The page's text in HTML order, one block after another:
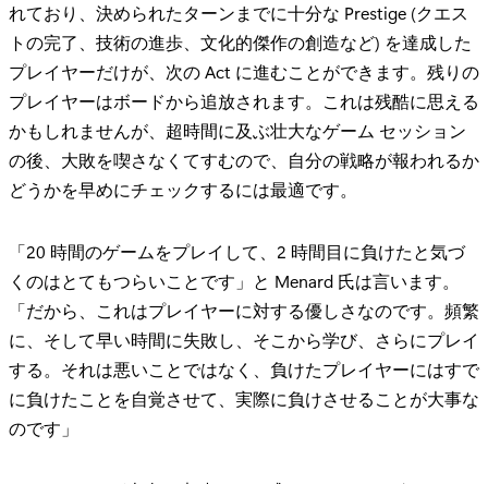
れており、決められたターンまでに十分な Prestige (クエス
トの完了、技術の進歩、文化的傑作の創造など) を達成した
プレイヤーだけが、次の Act に進むことができます。残りの
プレイヤーはボードから追放されます。これは残酷に思える
かもしれませんが、超時間に及ぶ壮大なゲーム セッション
の後、大敗を喫さなくてすむので、自分の戦略が報われるか
どうかを早めにチェックするには最適です。
「20 時間のゲームをプレイして、2 時間目に負けたと気づ
くのはとてもつらいことです」と Menard 氏は言います。
「だから、これはプレイヤーに対する優しさなのです。頻繁
に、そして早い時間に失敗し、そこから学び、さらにプレイ
する。それは悪いことではなく、負けたプレイヤーにはすで
に負けたことを自覚させて、実際に負けさせることが大事な
のです」